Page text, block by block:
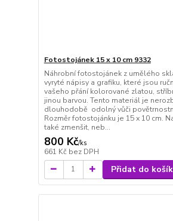
Fotostojánek 15 x 10 cm 9332
Náhrobní fotostojánek z umělého
vyryté nápisy a grafiku, které jsou
vašeho přání kolorované zlatou,
jinou barvou. Tento materiál je
dlouhodobě odolný vůči
Rozměr fotostojánku je 15 x 10 cm.
také zmenšit, neb...
800 Kč/ks
661 Kč bez DPH
Přidat do